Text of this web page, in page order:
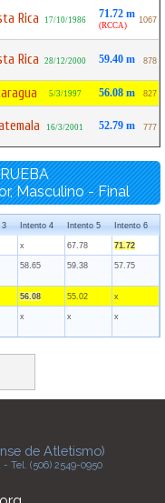
Rica 17/10/1986 71.72 m
(RCCA)
1067
Rica 28/12/2000 59.40 m 878
5/3/1997 56.08 m 827
16/3/2001 52.79 m 777
Masculino - Final
3 Intento 4 Intento 5 Intento 6
x 67.78 71.72
58.65 59.38 57.75
56.08 55.02 x
x x x
de Atletismo)
Tel. (506) 2549-0950